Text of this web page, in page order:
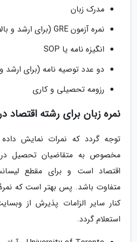
مدرک زبان
نمره آزمون GRE (برای ارشد و بالاتر)
انگیزه نامه یا SOP
دو عدد توصیه نامه (برای ارشد و
رزومه تحصیلی و کاری
نمره زبان برای رشته اقتصاد
توجه گردد که نمرات نمایش
مخصوص به متقاضیان تحصیل
اقتصاد است و برای مقطع
متفاوت باشد. پس بهتر است که نمرهٔ
کنار سایر الزامات پذیرش از
استعلام گردد.